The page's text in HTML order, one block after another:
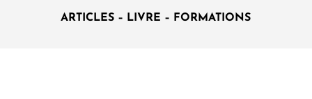
ARTICLES – LIVRE – FORMATIONS